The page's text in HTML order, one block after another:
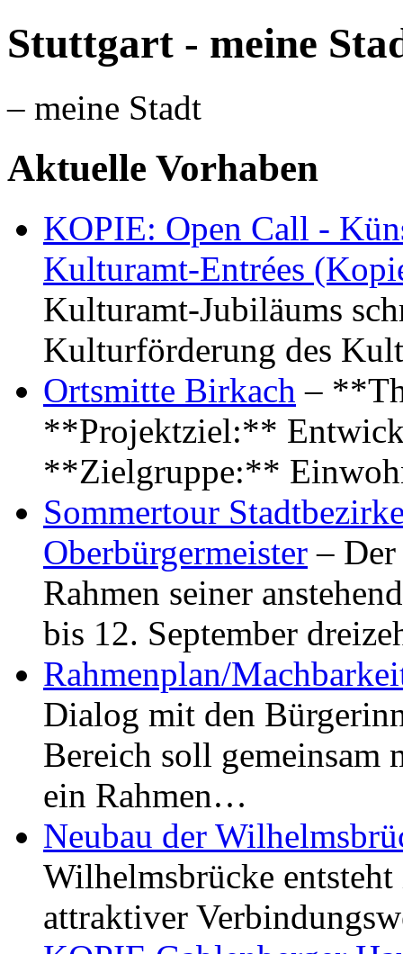
Stuttgart - meine
– meine Stadt
Aktuelle Vorhaben
KOPIE: Open Call -
Kulturamt-Entrées
Kulturamt-Jubiläums
Kulturförderung des
Ortsmitte Birkach –
**Projektziel:**
**Zielgruppe:**
Sommertour
Oberbürgermeister –
Rahmen seiner
bis 12. September
Rahmenplan/
Dialog mit den
Bereich soll gemeinsam
ein Rahmen…
Neubau der
Wilhelmsbrücke
attraktiver